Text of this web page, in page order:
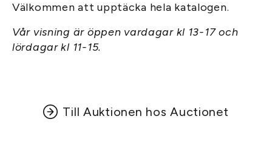
Välkommen att upptäcka hela katalogen.
Vår visning är öppen vardagar kl 13-17 och
lördagar kl 11-15.
Till Auktionen hos Auctionet